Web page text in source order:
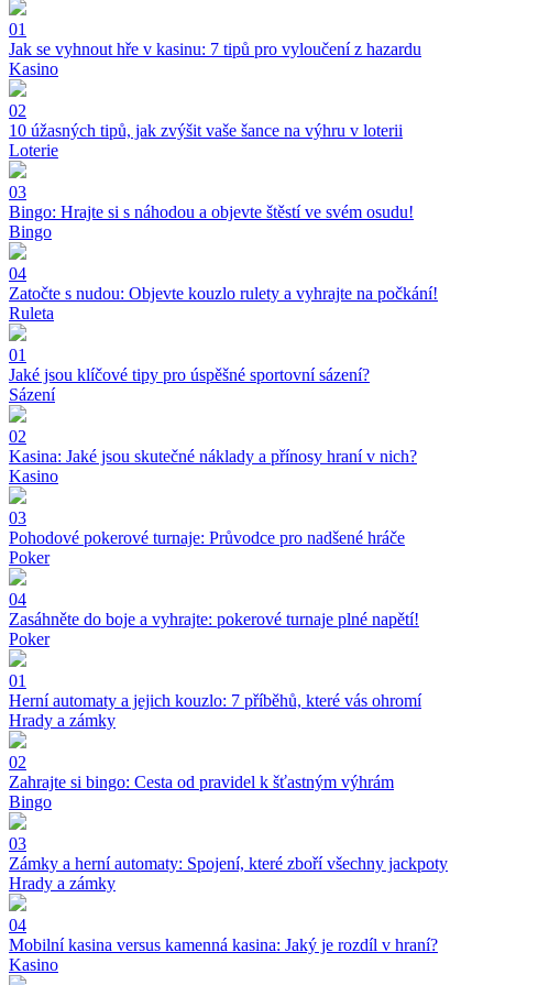
01
Jak se vyhnout hře v kasinu: 7 tipů pro vyloučení z hazardu
Kasino
02
10 úžasných tipů, jak zvýšit vaše šance na výhru v loterii
Loterie
03
Bingo: Hrajte si s náhodou a objevte štěstí ve svém osudu!
Bingo
04
Zatočte s nudou: Objevte kouzlo rulety a vyhrajte na počkání!
Ruleta
01
Jaké jsou klíčové tipy pro úspěšné sportovní sázení?
Sázení
02
Kasina: Jaké jsou skutečné náklady a přínosy hraní v nich?
Kasino
03
Pohodové pokerové turnaje: Průvodce pro nadšené hráče
Poker
04
Zasáhněte do boje a vyhrajte: pokerové turnaje plné napětí!
Poker
01
Herní automaty a jejich kouzlo: 7 příběhů, které vás ohromí
Hrady a zámky
02
Zahrajte si bingo: Cesta od pravidel k šťastným výhrám
Bingo
03
Zámky a herní automaty: Spojení, které zboří všechny jackpoty
Hrady a zámky
04
Mobilní kasina versus kamenná kasina: Jaký je rozdíl v hraní?
Kasino